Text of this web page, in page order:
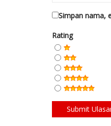
Simpan nama,
Rating